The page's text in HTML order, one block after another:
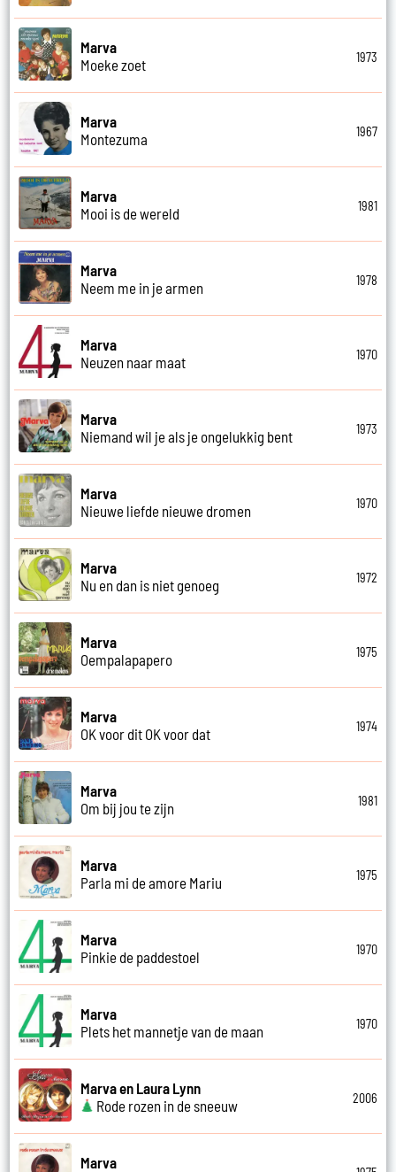
Marva
Moeke zoet
1973
Marva
Montezuma
1967
Marva
Mooi is de wereld
1981
Marva
Neem me in je armen
1978
Marva
Neuzen naar maat
1970
Marva
Niemand wil je als je ongelukkig bent
1973
Marva
Nieuwe liefde nieuwe dromen
1970
Marva
Nu en dan is niet genoeg
1972
Marva
Oempalapapero
1975
Marva
OK voor dit OK voor dat
1974
Marva
Om bij jou te zijn
1981
Marva
Parla mi de amore Mariu
1975
Marva
Pinkie de paddestoel
1970
Marva
Plets het mannetje van de maan
1970
Marva en Laura Lynn
Rode rozen in de sneeuw
2006
Marva